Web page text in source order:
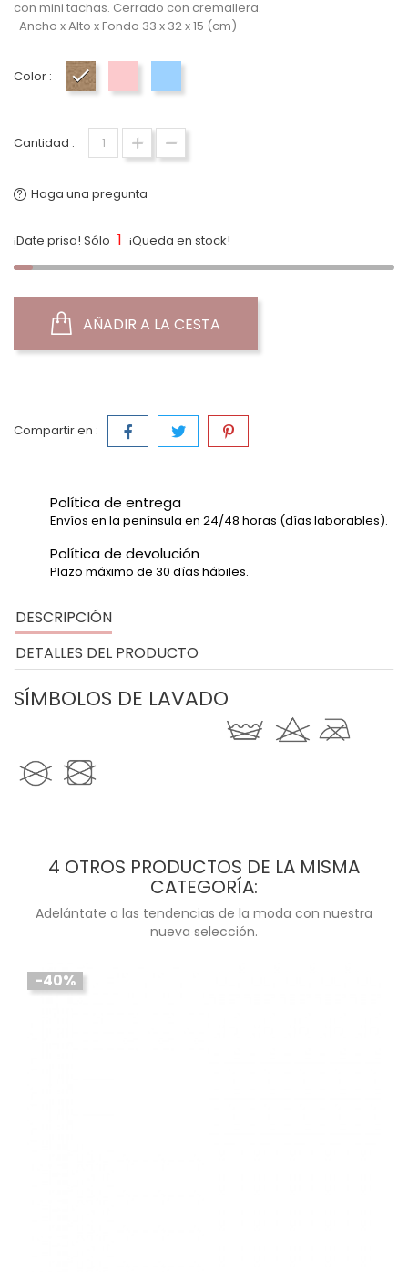
con mini tachas. Cerrado con cremallera.
Ancho x Alto x Fondo 33 x 32 x 15 (cm)
Color : Taupe
Cantidad :
Haga una pregunta
¡Date prisa! Sólo 1 ¡Queda en stock!
AÑADIR A LA CESTA
Compartir en :
Política de entrega
Envíos en la península en 24/48 horas (días laborables).
Política de devolución
Plazo máximo de 30 días hábiles.
DESCRIPCIÓN
DETALLES DEL PRODUCTO
SÍMBOLOS DE LAVADO
4 OTROS PRODUCTOS DE LA MISMA
CATEGORÍA:
Adelántate a las tendencias de la moda con nuestra
nueva selección.
-40%